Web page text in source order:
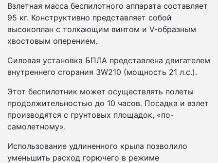
Взлетная масса беспилотного аппарата составляет
95 кг. Конструктивно представляет собой
высокоплан с толкающим винтом и V-образным
хвостовым оперением.
Силовая установка БПЛА представлена двигателем
внутреннего сгорания 3W210 (мощность 21 л.с.).
Этот беспилотник может осуществлять полеты
продолжительностью до 10 часов. Посадка и взлет
производятся с грунтовых площадок, «по-
самолетному».
Использование удлиненного крыла позволило
уменьшить расход горючего в режиме